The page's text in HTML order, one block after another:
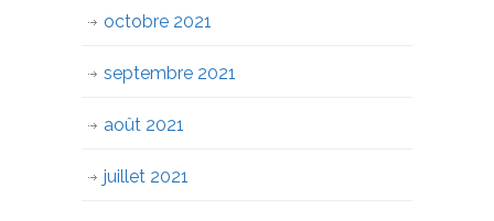
octobre 2021
septembre 2021
août 2021
juillet 2021